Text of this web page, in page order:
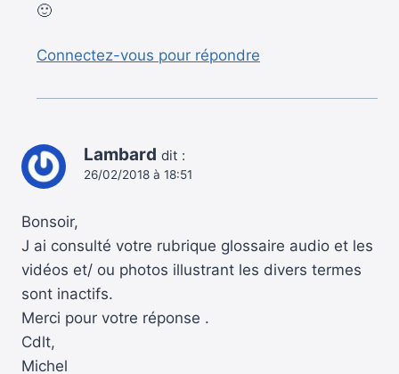
🙂
Connectez-vous pour répondre
Lambard dit :
26/02/2018 à 18:51
Bonsoir,
J ai consulté votre rubrique glossaire audio et les
vidéos et/ ou photos illustrant les divers termes
sont inactifs.
Merci pour votre réponse .
Cdlt,
Michel